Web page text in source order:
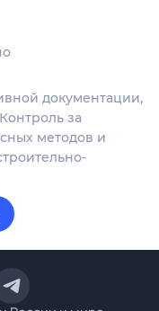
документации,
за
методов и